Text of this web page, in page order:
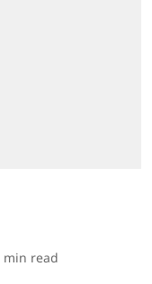
min read